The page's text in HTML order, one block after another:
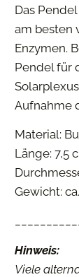
Das
am besten
Enzymen.
Pendel für
Aufnahme
Material:
Länge: 7,5
Gewicht:
Hinweis:
Viele